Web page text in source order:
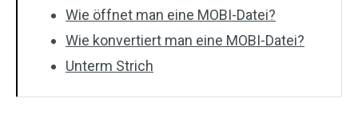
Wie öffnet man eine MOBI-Datei?
Wie konvertiert man eine MOBI-Datei?
Unterm Strich